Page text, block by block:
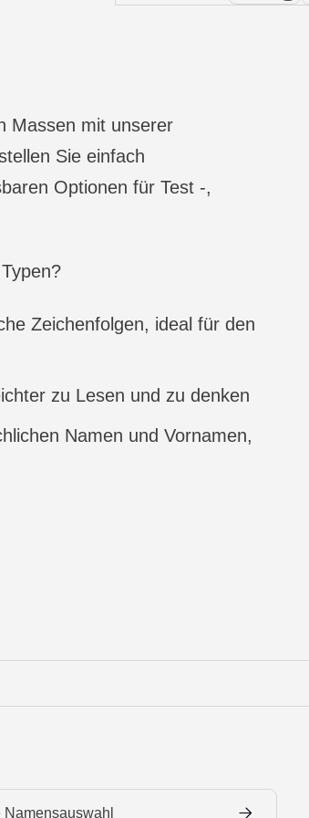
Massen mit unserer
Sie einfach
Optionen für Test -,
Zeichenfolgen, ideal für den
zu Lesen und zu denken
Namen und Vornamen,